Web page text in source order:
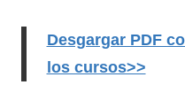
Desgargar PDF
los cursos>>